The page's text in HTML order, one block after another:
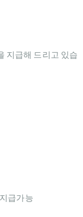
지급해 드리고 있습
급가능